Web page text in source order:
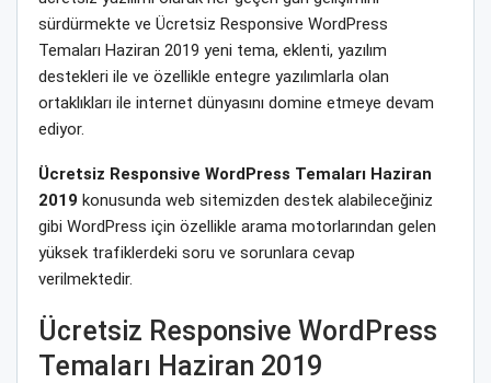
sürdürmekte ve Ücretsiz Responsive WordPress
Temaları Haziran 2019 yeni tema, eklenti, yazılım
destekleri ile ve özellikle entegre yazılımlarla olan
ortaklıkları ile internet dünyasını domine etmeye devam
ediyor.
Ücretsiz Responsive WordPress Temaları Haziran
2019 konusunda web sitemizden destek alabileceğiniz
gibi WordPress için özellikle arama motorlarından gelen
yüksek trafiklerdeki soru ve sorunlara cevap
verilmektedir.
Ücretsiz Responsive WordPress
Temaları Haziran 2019